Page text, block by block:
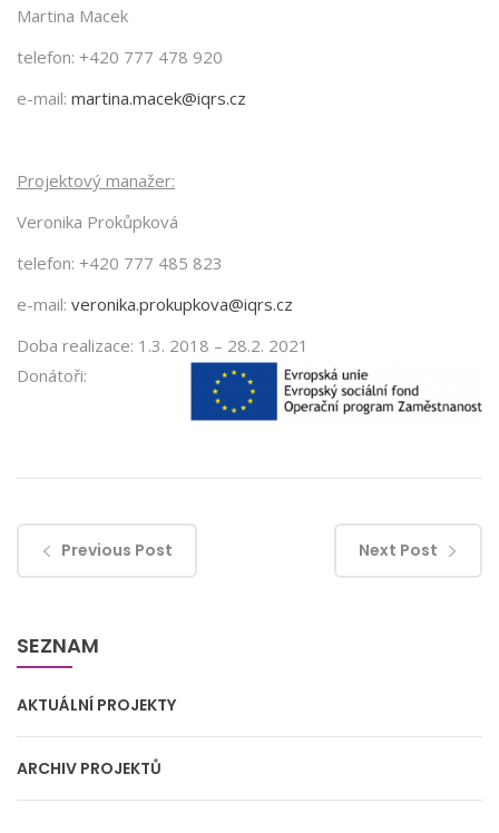
Martina Macek
telefon: +420 777 478 920
e-mail: martina.macek@iqrs.cz
Projektový manažer:
Veronika Prokůpková
telefon: +420 777 485 823
e-mail: veronika.prokupkova@iqrs.cz
Doba realizace: 1.3. 2018 – 28.2. 2021
Donátoři:
Previous Post Next Post
SEZNAM
AKTUÁLNÍ PROJEKTY
ARCHIV PROJEKTŮ